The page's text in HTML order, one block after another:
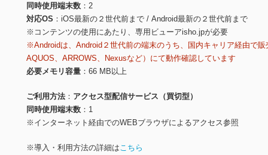
同時使用端末数
2
対応OS
iOS最新の２世代前まで / Android最新の２世代前まで
※コンテンツの使用にあたり、専用ビューアisho.jpが必要
※Androidは、Android２世代前の端末のうち、国内キャリア経由で
AQUOS、ARROWS、Nexusなど）にて動作確認しています
必要メモリ容量
66 MB以上
ご利用方法
アクセス型配信サービス（買切型）
同時使用端末数
1
※インターネット経由でのWEBブラウザによるアクセス参照
※導入・利用方法の詳細はこちら